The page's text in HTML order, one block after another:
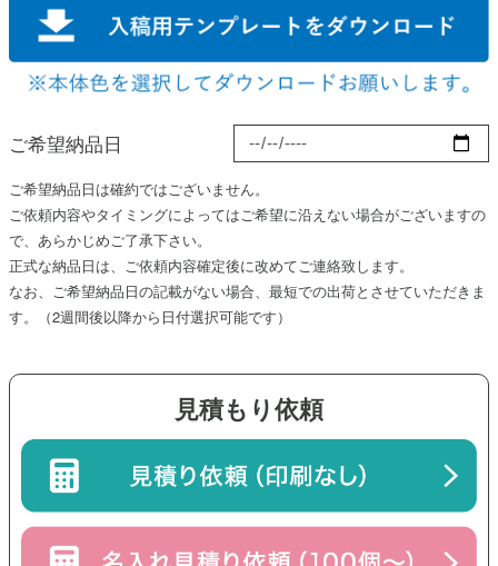
ご希望納品日
ご希望納品日は確約ではございません。
ご依頼内容やタイミングによってはご希望に沿えない場合がございますの
で、あらかじめご了承下さい。
正式な納品日は、ご依頼内容確定後に改めてご連絡致します。
なお、ご希望納品日の記載がない場合、最短での出荷とさせていただきま
す。（2週間後以降から日付選択可能です）
見積もり依頼